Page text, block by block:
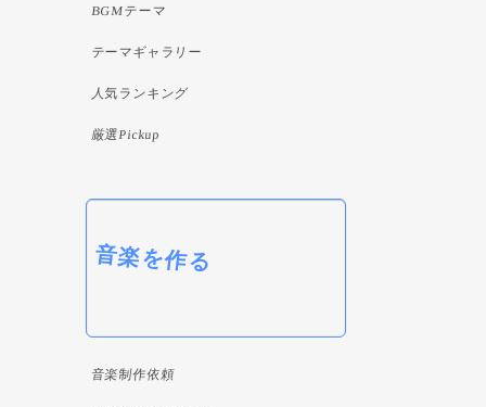
BGMテーマ
テーマギャラリー
人気ランキング
厳選Pickup
音楽を作る
音楽制作依頼